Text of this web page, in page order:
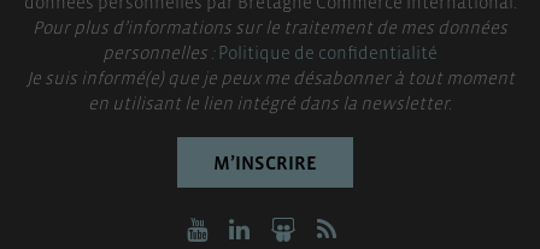
Pour plus d’informations sur le traitement de mes données
personnelles :Politique de confidentialité
Je suis informé(e) que je peux me désabonner à tout moment
en utilisant le lien intégré dans la newsletter.
M’INSCRIRE